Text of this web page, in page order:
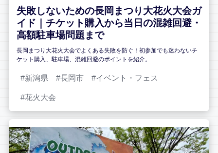
失敗しないための長岡まつり大花火大会ガ
イド｜チケット購入から当日の混雑回避・
高額駐車場問題まで
長岡まつり大花火大会でよくある失敗を防ぐ！初参加でも迷わないチ
ケット購入、駐車場、混雑回避のポイントを紹介。
新潟県 長岡市 イベント・フェス
花火大会